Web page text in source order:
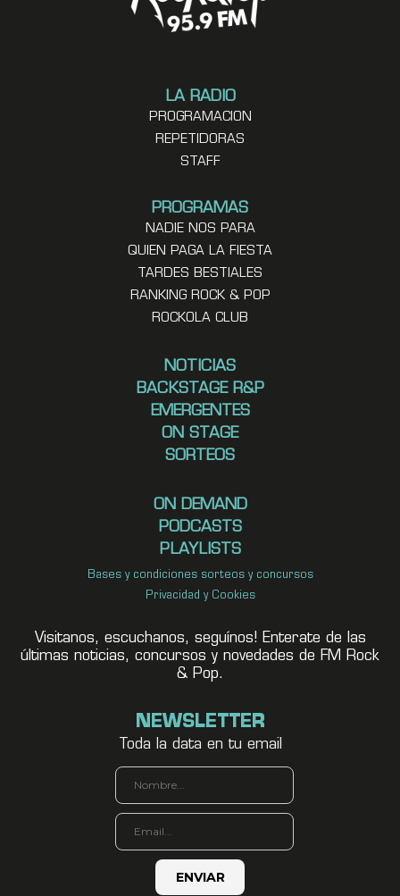
LA RADIO
PROGRAMACION
REPETIDORAS
STAFF
PROGRAMAS
NADIE NOS PARA
QUIEN PAGA LA FIESTA
TARDES BESTIALES
RANKING ROCK & POP
ROCKOLA CLUB
NOTICIAS
BACKSTAGE R&P
EMERGENTES
ON STAGE
SORTEOS
ON DEMAND
PODCASTS
PLAYLISTS
Bases y condiciones sorteos y concursos
Privacidad y Cookies
Visitanos, escuchanos, seguínos! Enterate de las
últimas noticias, concursos y novedades de FM Rock
& Pop.
NEWSLETTER
Toda la data en tu email